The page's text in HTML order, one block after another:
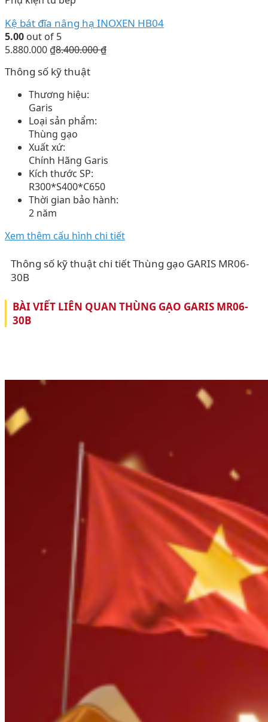
Kệ bát đĩa nâng hạ INOXEN HB04
5.00 out of 5
5.880.000 ₫8.400.000₫
Thông số kỹ thuật
Thương hiệu:
Garis
Loại sản phẩm:
Thùng gạo
Xuất xứ:
Chính Hãng Garis
Kích thước SP:
R300*S400*C650
Thời gian bảo hành:
2 năm
Xem thêm cấu hình chi tiết
Thông số kỹ thuật chi tiết Thùng gạo GARIS MR06-
30B
BÀI VIẾT LIÊN QUAN THÙNG GẠO GARIS MR06-
30B